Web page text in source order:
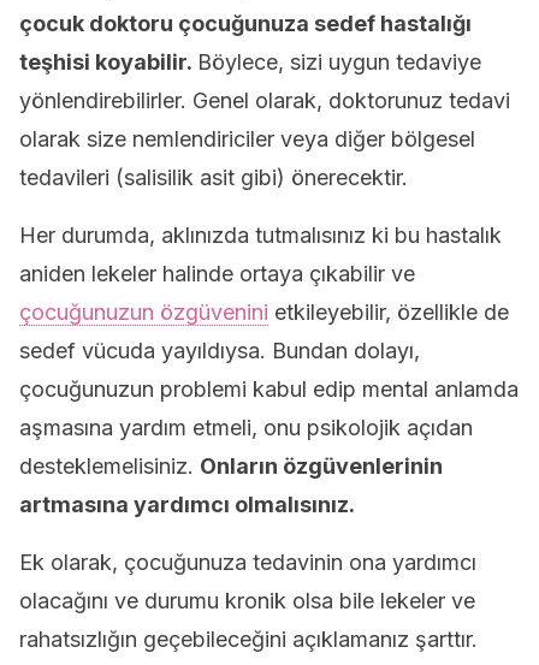
çocuk doktoru çocuğunuza sedef hastalığı
teşhisi koyabilir. Böylece, sizi uygun tedaviye
yönlendirebilirler. Genel olarak, doktorunuz tedavi
olarak size nemlendiriciler veya diğer bölgesel
tedavileri (salisilik asit gibi) önerecektir.
Her durumda, aklınızda tutmalısınız ki bu hastalık
aniden lekeler halinde ortaya çıkabilir ve
çocuğunuzun özgüvenini etkileyebilir, özellikle de
sedef vücuda yayıldıysa. Bundan dolayı,
çocuğunuzun problemi kabul edip mental anlamda
aşmasına yardım etmeli, onu psikolojik açıdan
desteklemelisiniz. Onların özgüvenlerinin
artmasına yardımcı olmalısınız.
Ek olarak, çocuğunuza tedavinin ona yardımcı
olacağını ve durumu kronik olsa bile lekeler ve
rahatsızlığın geçebileceğini açıklamanız şarttır.